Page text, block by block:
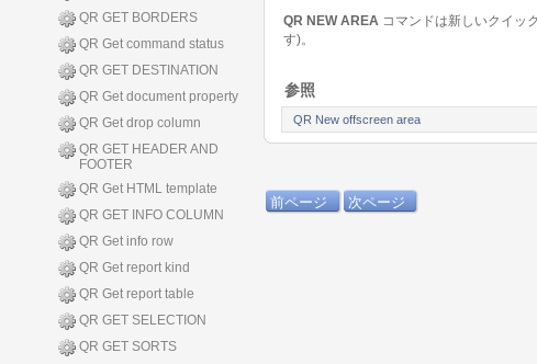
QR GET BORDERS
QR Get command status
QR GET DESTINATION
QR Get document property
QR Get drop column
QR GET HEADER AND
FOOTER
QR Get HTML template
QR GET INFO COLUMN
QR Get info row
QR Get report kind
QR Get report table
QR GET SELECTION
QR GET SORTS
QR NEW AREA コマンドは新しいクイッ
す)。
参照
QR New offscreen area
前ページ 次ページ